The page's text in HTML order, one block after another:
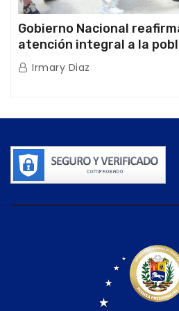
Gobierno Nacional
atención integral a la
tras doblete sísmico
Irmary Diaz